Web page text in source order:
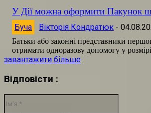
У Дії можна оформити Пакунок
Буча Вікторія Кондратюк -
Батьки або законні представники
отримати одноразову допомогу у
завантажити більше
Відповісти :